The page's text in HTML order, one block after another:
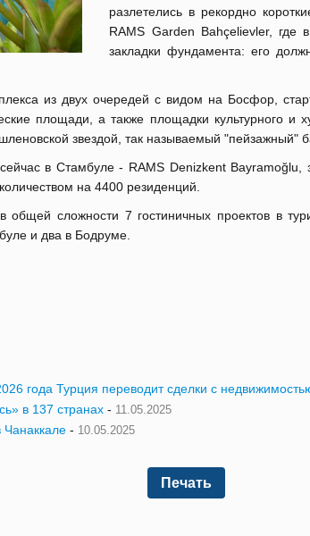
разлетелись в рекордно
RAMS Garden Bahçelievler, где
закладки фундамента: его
из двух очередей с видом на Босфор,
площади, а также площадки культурного и
звездой, так называемый "пейзажный"
в Стамбуле - RAMS Denizkent
на 4400 резиденций.
сложности 7 гостиничных проектов в
и два в Бодруме.
года Турция переводит сделки с
в 137 странах - 11.05.2025
Чанаккале - 10.05.2025
Печать